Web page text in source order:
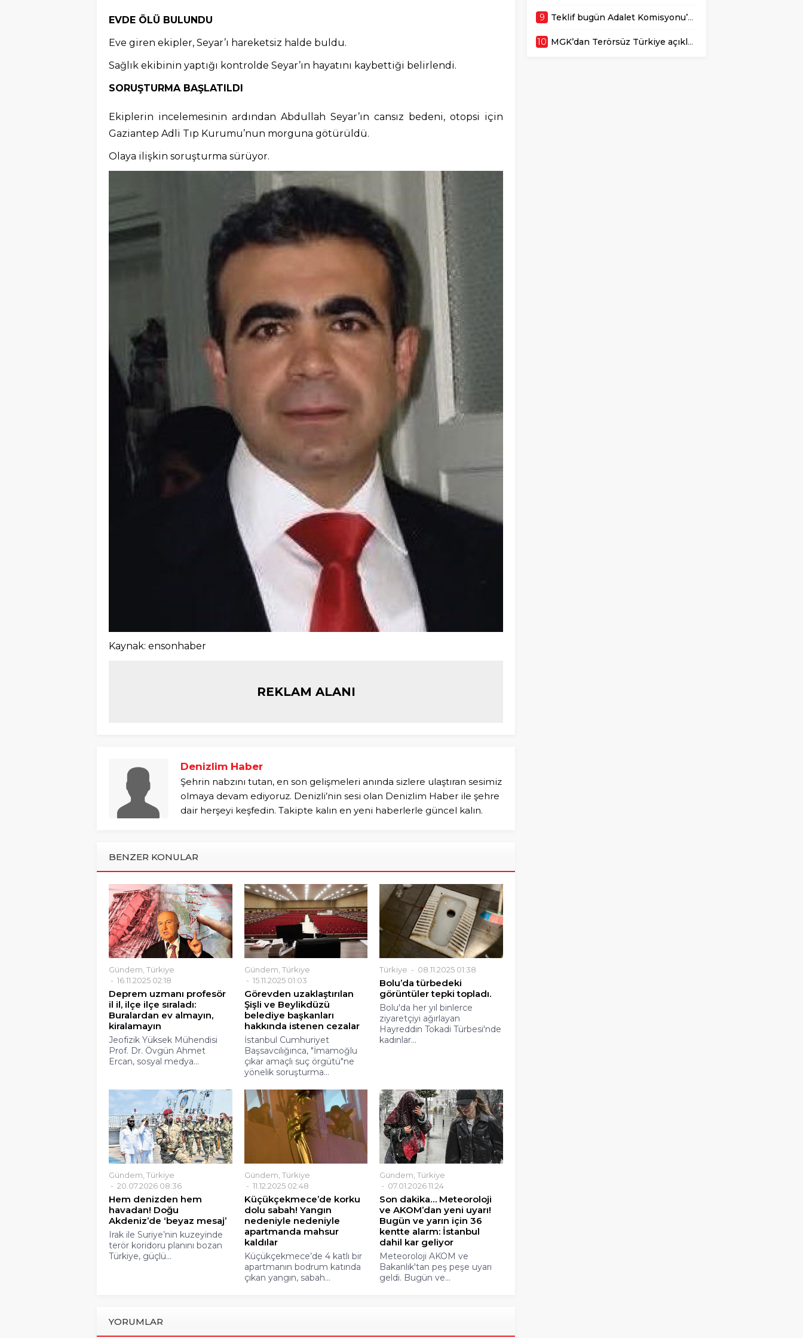
EVDE ÖLÜ BULUNDU
Eve giren ekipler, Seyar’ı hareketsiz halde buldu.
Sağlık ekibinin yaptığı kontrolde Seyar’ın hayatını kaybettiği belirlendi.
SORUŞTURMA BAŞLATILDI
Ekiplerin incelemesinin ardından Abdullah Seyar’ın cansız bedeni, otopsi için
Gaziantep Adli Tıp Kurumu’nun morguna götürüldü.
Olaya ilişkin soruşturma sürüyor.
Kaynak: ensonhaber
REKLAM ALANI
Denizlim Haber
Şehrin nabzını tutan, en son gelişmeleri anında sizlere ulaştıran sesimiz
olmaya devam ediyoruz. Denizli’nin sesi olan Denizlim Haber ile şehre
dair herşeyi keşfedin. Takipte kalın en yeni haberlerle güncel kalın.
BENZER KONULAR
Gündem Türkiye
16.11.2025 02:18
Deprem uzmanı profesör
il il, ilçe ilçe sıraladı:
Buralardan ev almayın,
kiralamayın
Jeofizik Yüksek Mühendisi
Prof. Dr. Övgün Ahmet
Ercan, sosyal medya...
Gündem Türkiye
15.11.2025 01:03
Görevden uzaklaştırılan
Şişli ve Beylikdüzü
belediye başkanları
hakkında istenen cezalar
İstanbul Cumhuriyet
Başsavcılığınca, "İmamoğlu
çıkar amaçlı suç örgütü"ne
yönelik soruşturma...
Türkiye 08.11.2025 01:38
Bolu’da türbedeki
görüntüler tepki topladı.
Bolu'da her yıl binlerce
ziyaretçiyi ağırlayan
Hayreddin Tokadi Türbesi'nde
kadınlar...
Gündem Türkiye
20.07.2026 08:36
Hem denizden hem
havadan! Doğu
Akdeniz’de ‘beyaz mesaj’
Irak ile Suriye’nin kuzeyinde
terör koridoru planını bozan
Türkiye, güçlü...
Gündem Türkiye
11.12.2025 02:48
Küçükçekmece’de korku
dolu sabah! Yangın
nedeniyle nedeniyle
apartmanda mahsur
kaldılar
Küçükçekmece’de 4 katlı bir
apartmanın bodrum katında
çıkan yangın, sabah...
Gündem ,Türkiye
07.01.2026 11:24
Son dakika… Meteoroloji
ve AKOM’dan yeni uyarı!
Bugün ve yarın için 36
kentte alarm: İstanbul
dahil kar geliyor
Meteoroloji AKOM ve
Bakanlık'tan peş peşe uyarı
geldi. Bugün ve...
YORUMLAR
9 Teklif bugün Adalet Komisyonu’nda görüşülecek: Çerçeve Yasaya ‘rekor oy’ beklentisi
10 MGK’dan Terörsüz Türkiye açıklaması: Müteakip aşamalar istişare edildi